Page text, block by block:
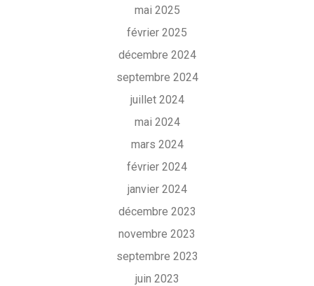
mai 2025
février 2025
décembre 2024
septembre 2024
juillet 2024
mai 2024
mars 2024
février 2024
janvier 2024
décembre 2023
novembre 2023
septembre 2023
juin 2023